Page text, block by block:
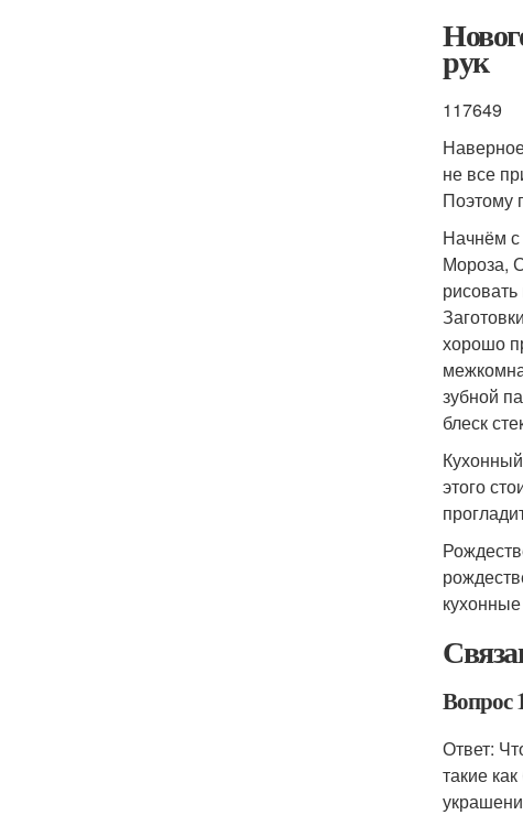
рук
117649
не все
Поэтому
Начнём с
Мороза,
хорошо
зубной
блеск
этого
Вопрос
Ответ:
такие